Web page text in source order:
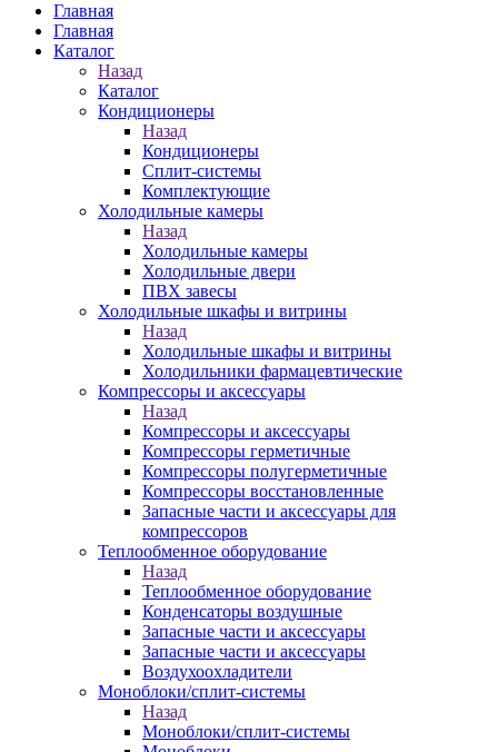
Главная
Главная
Каталог
Назад
Каталог
Кондиционеры
Назад
Кондиционеры
Сплит-системы
Комплектующие
Холодильные камеры
Назад
Холодильные камеры
Холодильные двери
ПВХ завесы
Холодильные шкафы и витрины
Назад
Холодильные шкафы и витрины
Холодильники фармацевтические
Компрессоры и аксессуары
Назад
Компрессоры и аксессуары
Компрессоры герметичные
Компрессоры полугерметичные
Компрессоры восстановленные
Запасные части и аксессуары для
компрессоров
Теплообменное оборудование
Назад
Теплообменное оборудование
Конденсаторы воздушные
Запасные части и аксессуары
Запасные части и аксессуары
Воздухоохладители
Моноблоки/сплит-системы
Назад
Моноблоки/сплит-системы